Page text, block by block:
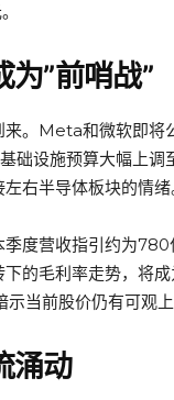
”前哨战”
。Meta和微软即将
础设施预算大幅上
右半导体板块的情绪
季度营收指引约为
的毛利率走势，将
当前股价仍有可观上
涌动